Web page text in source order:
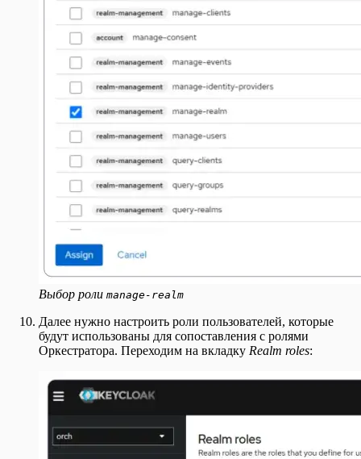
Выбор роли manage-realm
Далее нужно настроить роли пользователей, которые
будут использованы для сопоставления с ролями
Оркестратора. Переходим на вкладку Realm roles: